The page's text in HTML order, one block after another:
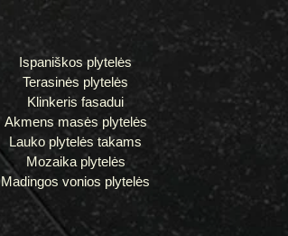
Ispaniškos plytelės
Terasinės plytelės
Klinkeris fasadui
Akmens masės plytelės
Lauko plytelės takams
Mozaika plytelės
Madingos vonios plytelės